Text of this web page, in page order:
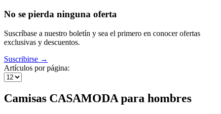
No se pierda ninguna oferta
Suscríbase a nuestro boletín y sea el primero en conocer ofertas
exclusivas y descuentos.
Suscribirse →
Artículos por página:
Camisas CASAMODA para hombres